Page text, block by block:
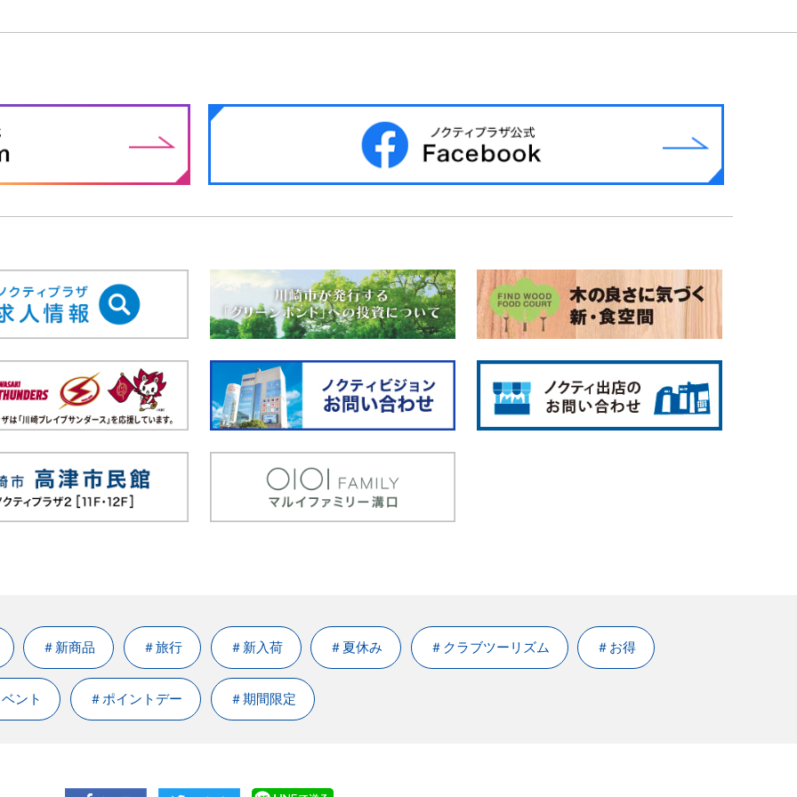
＃新商品 ＃旅行 ＃新入荷 ＃夏休み ＃クラブツーリズム ＃お得
ント ＃ポイントデー ＃期間限定